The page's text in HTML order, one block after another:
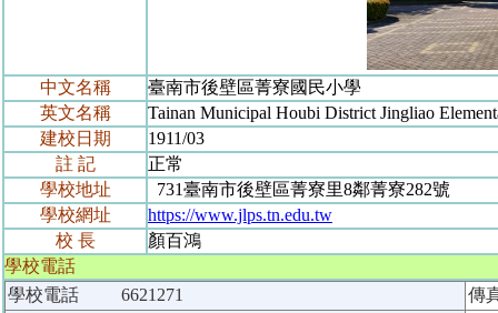
中文名稱
臺南市後壁區菁寮國民小學
英文名稱
Tainan Municipal Houbi District Jingliao
建校日期
1911/03
註 記
正常
學校地址
731臺南市後壁區菁寮里8鄰菁寮282號
學校網址
https://www.jlps.tn.edu.tw
校 長
顏百鴻
學校電話
學校電話
6621271 傳